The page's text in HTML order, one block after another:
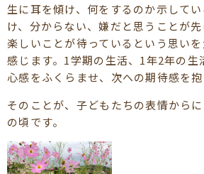
生に耳を傾け、何をするのか示して
け、分からない、嫌だと思うことが先
楽しいことが待っているという思い
感じます。1学期の生活、1年2年の生
心感をふくらませ、次への期待感を抱
そのことが、子どもたちの表情から
の頃です。